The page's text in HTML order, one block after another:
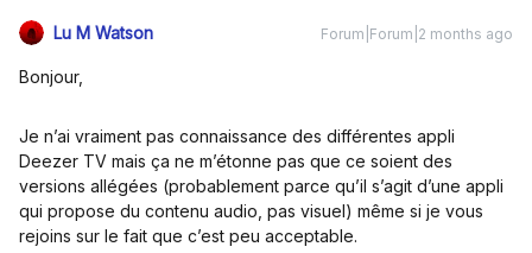
Lu M Watson Forum|Forum|2 months ago
Bonjour,
Je n’ai vraiment pas connaissance des différentes appli
Deezer TV mais ça ne m’étonne pas que ce soient des
versions allégées (probablement parce qu’il s’agit d’une appli
qui propose du contenu audio, pas visuel) même si je vous
rejoins sur le fait que c’est peu acceptable.